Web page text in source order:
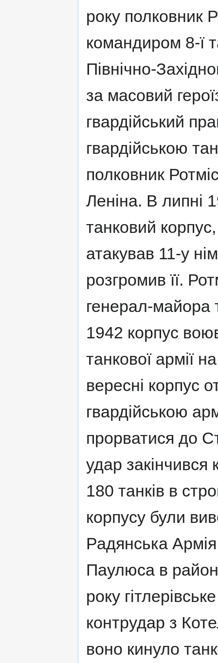
року полковник
командиром 8-ї
Північно-
за масовий
гвардійський
гвардійською
полковник
Леніна. В липні
танковий
атакував 11-у
розгромив її.
генерал-майора
1942 корпус
танкової армії
вересні корпус
гвардійською
прорватися до
удар закінчився
180 танків в
корпусу були
Радянська Армія
Паулюса в
року
контрудар з
воно кинуло